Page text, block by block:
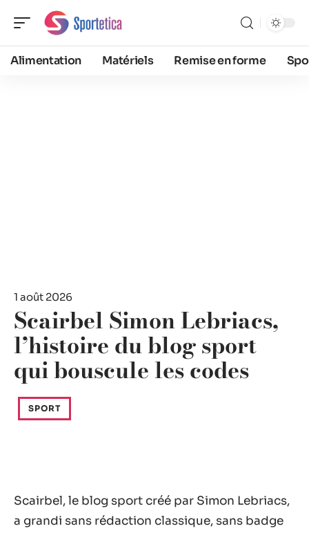
Alimentation Matériels Remise en forme
1 août 2026
Scairbel Simon Lebriacs,
l’histoire du blog sport
qui bouscule les codes
SPORT
Scairbel, le blog sport créé par Simon Lebriacs,
a grandi sans rédaction classique, sans badge